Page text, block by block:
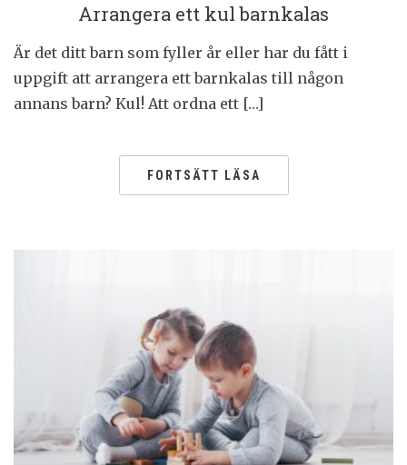
Arrangera ett kul barnkalas
Är det ditt barn som fyller år eller har du fått i
uppgift att arrangera ett barnkalas till någon
annans barn? Kul! Att ordna ett […]
FORTSÄTT LÄSA